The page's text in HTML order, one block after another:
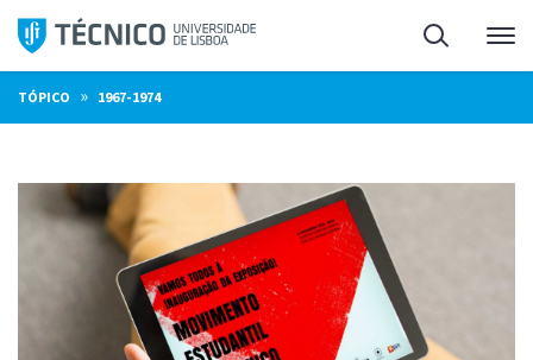
Saltar
para
o
conteúdo
Pesquisa
TÓPICO » 1967-1974